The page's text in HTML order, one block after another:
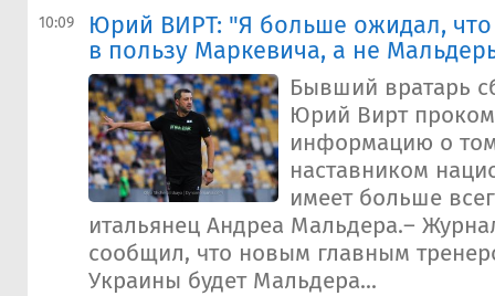
10:09
Юрий ВИРТ: "Я больше ожидал,
в пользу Маркевича, а не
Бывший вратарь
Юрий Вирт
информацию о
наставником
имеет больше
итальянец Андреа Мальдера.–
сообщил, что новым главным
Украины будет Мальдера...